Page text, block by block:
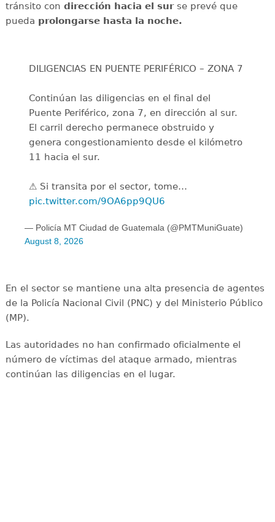
tránsito con dirección hacia el surse prevé que
pueda prolongarse hasta la noche.
DILIGENCIAS EN PUENTE PERIFÉRICO – ZONA 7
Continúan las diligencias en el final del
Puente Periférico, zona 7, en dirección al sur.
El carril derecho permanece obstruido y
genera congestionamiento desde el kilómetro
11 hacia el sur.
⚠️ Si transita por el sector, tome…
pic.twitter.com/9OA6pp9QU6
— Policía MT Ciudad de Guatemala (@PMTMuniGuate)
August 8, 2026
En el sector se mantiene una alta presencia de agentes
de la Policía Nacional Civil (PNC) y del Ministerio Público
(MP).
Las autoridades no han confirmado oficialmente el
número de víctimas del ataque armado, mientras
continúan las diligencias en el lugar.